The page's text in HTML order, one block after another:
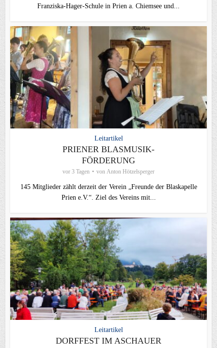
Franziska-Hager-Schule in Prien a. Chiemsee und...
Leitartikel
PRIENER BLASMUSIK-
FÖRDERUNG
vor 3 Tagen von Anton Hötzelsperger
145 Mitglieder zählt derzeit der Verein „Freunde der Blaskapelle
Prien e.V.“. Ziel des Vereins mit...
Leitartikel
DORFFEST IM ASCHAUER